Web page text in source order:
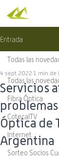
Entrada
Todas las
Fibra Óptica
CotecalTV
Internet
Sorteo Socios
Todas las
Servicios
Óptica de
Argentina
4 sept 2022 1 min de